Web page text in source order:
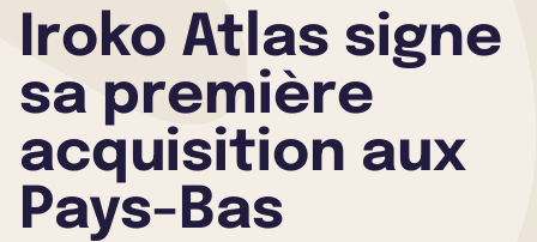
Iroko Atlas signe
sa première
acquisition aux
Pays-Bas